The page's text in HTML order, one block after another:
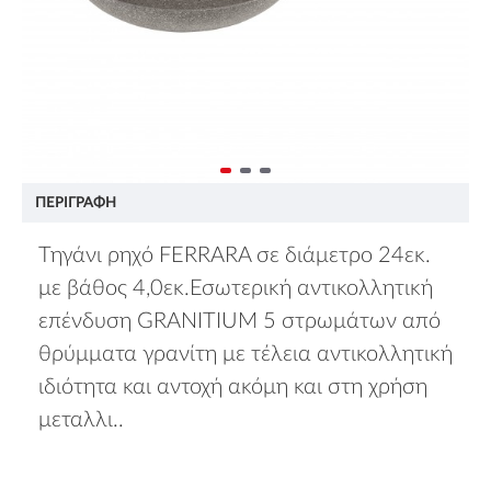
ΠΕΡΙΓΡΑΦΉ
Τηγάνι ρηχό FERRARA σε διάμετρο 24εκ.
με βάθος 4,0εκ.Εσωτερική αντικολλητική
επένδυση GRANITIUM 5 στρωμάτων από
θρύμματα γρανίτη με τέλεια αντικολλητική
ιδιότητα και αντοχή ακόμη και στη χρήση
μεταλλι..